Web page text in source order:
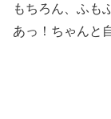
もちろん、ふも
あっ！ちゃんと